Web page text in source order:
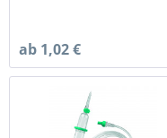
ab 1,02 €